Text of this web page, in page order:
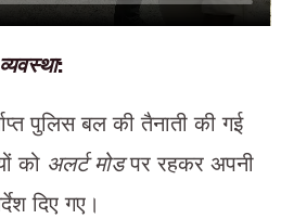
:
पुलिस बल की तैनाती की गई
को अलर्ट मोडपर रहकर अपनी
दिए गए।